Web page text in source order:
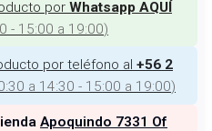
por Whatsapp AQUÍ
- 15:00 a 19:00)
por teléfono al +56 2
a 14:30 - 15:00 a 19:00)
Apoquindo 7331 Of